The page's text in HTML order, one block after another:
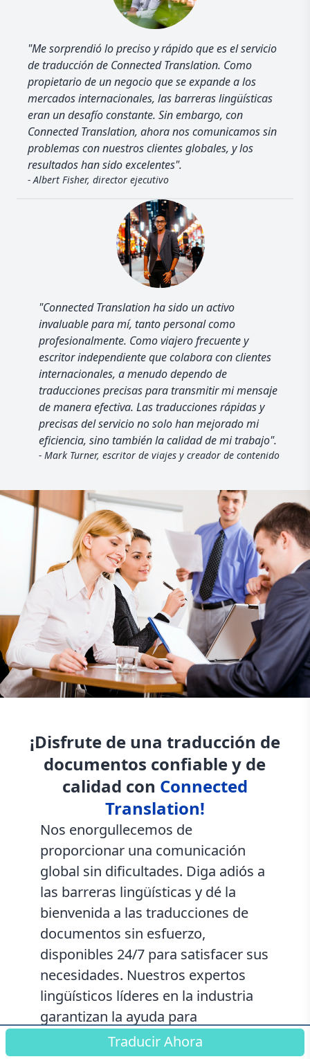
"Me sorprendió lo preciso y rápido que es el servicio
de traducción de Connected Translation. Como
propietario de un negocio que se expande a los
mercados internacionales, las barreras lingüísticas
eran un desafío constante. Sin embargo, con
Connected Translation, ahora nos comunicamos sin
problemas con nuestros clientes globales, y los
resultados han sido excelentes".
- Albert Fisher, director ejecutivo
"Connected Translation ha sido un activo
invaluable para mí, tanto personal como
profesionalmente. Como viajero frecuente y
escritor independiente que colabora con clientes
internacionales, a menudo dependo de
traducciones precisas para transmitir mi mensaje
de manera efectiva. Las traducciones rápidas y
precisas del servicio no solo han mejorado mi
eficiencia, sino también la calidad de mi trabajo".
- Mark Turner, escritor de viajes y creador de contenido
¡Disfrute de una traducción de
documentos confiable y de
calidad con Connected
Translation!
Nos enorgullecemos de
proporcionar una comunicación
global sin dificultades. Diga adiós a
las barreras lingüísticas y dé la
bienvenida a las traducciones de
documentos sin esfuerzo,
disponibles 24/7 para satisfacer sus
necesidades. Nuestros expertos
lingüísticos líderes en la industria
garantizan la ayuda para
conectarse con clientes y socios en
Traducir Ahora